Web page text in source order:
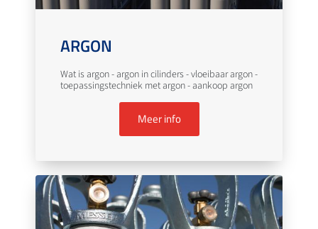
ARGON
Wat is argon - argon in cilinders - vloeibaar argon -
toepassingstechniek met argon - aankoop argon
Meer info